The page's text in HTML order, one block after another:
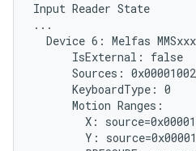
Input Reader State
...
Device 6: Melfas
      IsExternal: false
      Sources: 0x00001002
      KeyboardType: 0
      Motion Ranges:
X:
Y: